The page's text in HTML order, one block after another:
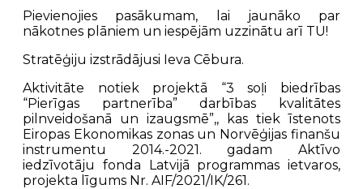
Pievienojies pasākumam, lai jaunāko par
nākotnes plāniem un iespējām uzzinātu arī TU!
Stratēģiju izstrādājusi Ieva Cēbura.
Aktivitāte notiek projektā “3 soļi biedrības
“Pierīgas partnerība” darbības kvalitātes
pilnveidošanā un izaugsmē”,, kas tiek īstenots
Eiropas Ekonomikas zonas un Norvēģijas finanšu
instrumentu 2014.-2021. gadam Aktīvo
iedzīvotāju fonda Latvijā programmas ietvaros,
projekta līgums Nr. AIF/2021/IK/261.